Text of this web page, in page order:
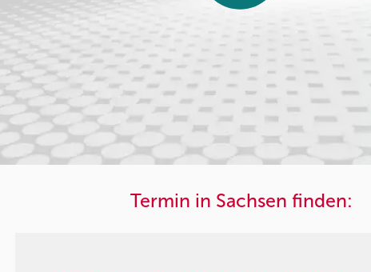
Termin in Sachsen finden: